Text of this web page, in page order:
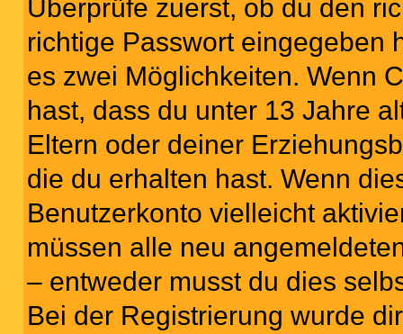
Überprüfe zuerst, ob du den
richtige Passwort eingegeben
es zwei Möglichkeiten. Wenn
hast, dass du unter 13 Jahre
Eltern oder deiner
die du erhalten hast. Wenn
Benutzerkonto vielleicht
müssen alle neu
– entweder musst du dies
Bei der Registrierung wurde